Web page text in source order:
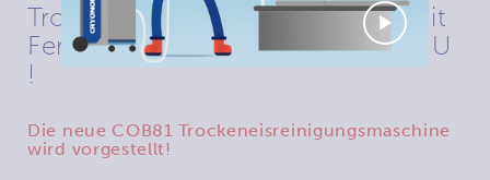
Trockeneisstrahlgerät COB81: mit
Fernbedienung (wahlweise) - NEU
!
Die neue COB81 Trockeneisreinigungsmaschine
wird vorgestellt!